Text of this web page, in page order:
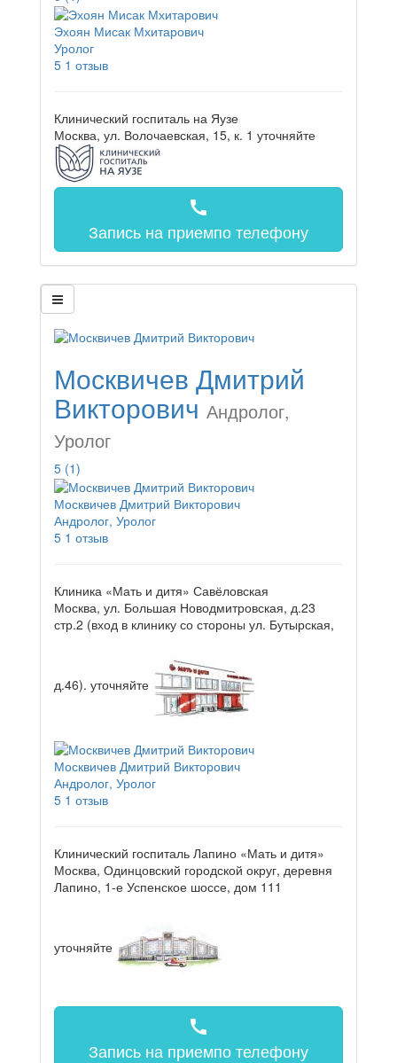
Эхоян Мисак Мхитарович
Уролог
5 1 отзыв
Клинический госпиталь на Яузе
Москва, ул. Волочаевская, 15, к. 1 уточняйте
call
Запись на приемпо телефону
Москвичев Дмитрий
Викторович Андролог,
Уролог
5 (1)
Москвичев Дмитрий Викторович
Андролог, Уролог
5 1 отзыв
Клиника «Мать и дитя» Савёловская
Москва, ул. Большая Новодмитровская, д.23
стр.2 (вход в клинику со стороны ул. Бутырская,
д.46). уточняйте
Москвичев Дмитрий Викторович
Андролог, Уролог
5 1 отзыв
Клинический госпиталь Лапино «Мать и дитя»
Москва, Одинцовский городской округ, деревня
Лапино, 1-е Успенское шоссе, дом 111
уточняйте
call
Запись на приемпо телефону